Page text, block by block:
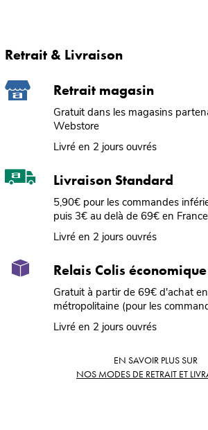
Retrait & Livraison
Retrait magasin
Gratuit dans les magasins
Webstore
Livré en 2 jours ouvrés
Livraison Standard
5,90€ pour les commandes
puis 3€ au delà de 69€ en
Livré en 2 jours ouvrés
Relais Colis économique
Gratuit à partir de 69€ d'achat
métropolitaine (pour les
Livré en 2 jours ouvrés
EN SAVOIR PLUS SUR
NOS MODES DE RETRAIT ET